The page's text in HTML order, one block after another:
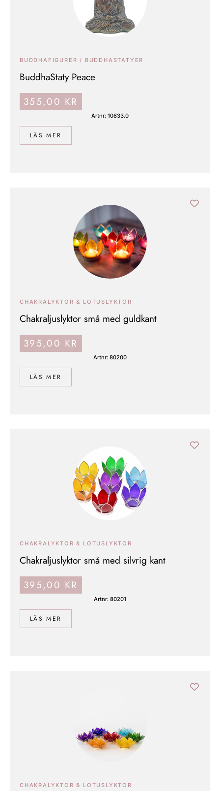
LÄS MER
BUDDHAFIGURER / BUDDHASTATYER
BuddhaStaty Peace
355,00 KR
Artnr: 10833.0
LÄS MER
CHAKRALYKTOR & LOTUSLYKTOR
Chakraljuslyktor små med guldkant
395,00 KR
Artnr: 80200
LÄS MER
CHAKRALYKTOR & LOTUSLYKTOR
Chakraljuslyktor små med silvrig kant
395,00 KR
Artnr: 80201
CHAKRALYKTOR & LOTUSLYKTOR